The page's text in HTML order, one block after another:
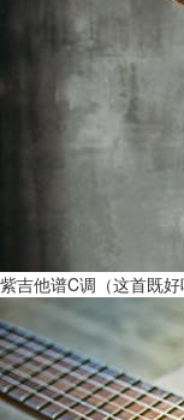
紫吉他谱C调（这首既